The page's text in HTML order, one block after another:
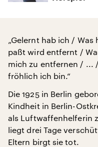
„Gelernt hab ich /
paßt wird entfernt /
mich zu entfernen / ...
fröhlich ich bin.“
Die 1925 in Berlin
Kindheit in Berlin-
als Luftwaffenhelferin
liegt drei Tage
Eltern birgt sie tot.